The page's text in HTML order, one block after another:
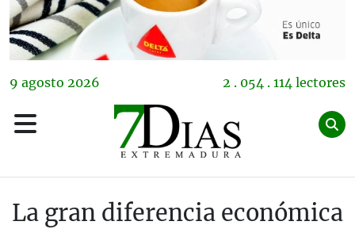
9 agosto 2026 2 . 054 . 114 lectores
La gran diferencia económica